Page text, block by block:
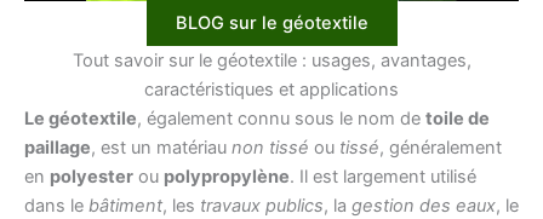
BLOG sur le géotextile
Tout savoir sur le géotextile : usages, avantages,
caractéristiques et applications
Le géotextile, également connu sous le nom de toile de
paillage, est un matériau non tissé ou tissé, généralement
en polyester ou polypropylène. Il est largement utilisé
dans le bâtiment, les travaux publics, la gestion des eaux, le